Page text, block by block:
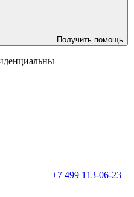
Получить помощь
+7 499 113-06-23